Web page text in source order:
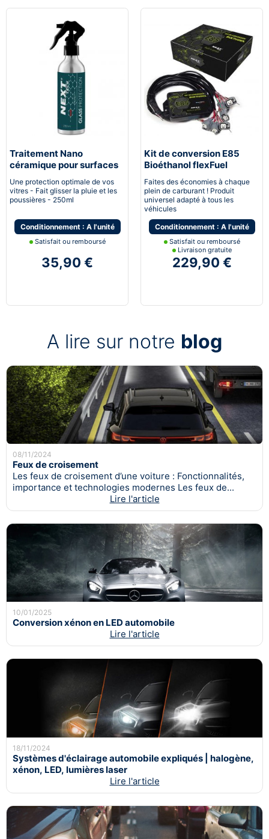
Traitement Nano
céramique pour surfaces
Une protection optimale de vos
vitres - Fait glisser la pluie et les
poussières - 250ml
Conditionnement : A l'unité
Satisfait ou remboursé
35,90 €
Kit de conversion E85
Bioéthanol flexFuel
converter
Faites des économies à chaque
plein de carburant ! Produit
universel adapté à tous les
véhicules
Conditionnement : A l'unité
Satisfait ou remboursé
Livraison gratuite
229,90 €
A lire sur notre blog
08/11/2024
Feux de croisement
Les feux de croisement d’une voiture : Fonctionnalités,
importance et technologies modernes Les feux de...
Lire l'article
10/01/2025
Conversion xénon en LED automobile
Lire l'article
18/11/2024
Systèmes d'éclairage automobile expliqués | halogène,
xénon, LED, lumières laser
Lire l'article